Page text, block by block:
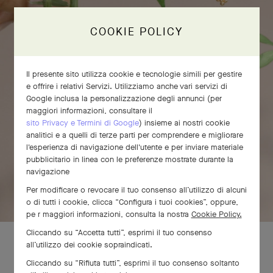
PREMI E TIENI PREMUTO
E
TIENI
COOKIE POLICY
Il presente sito utilizza cookie e tecnologie simili per gestire
e offrire i relativi Servizi. Utilizziamo anche vari servizi di
Google inclusa la personalizzazione degli annunci (per
maggiori informazioni, consultare il
sito Privacy e Termini di Google) insieme ai nostri cookie
analitici e a quelli di terze parti per comprendere e migliorare
l'esperienza di navigazione dell'utente e per inviare materiale
pubblicitario in linea con le preferenze mostrate durante la
navigazione
Per modificare o revocare il tuo consenso all’utilizzo di alcuni
o di tutti i cookie, clicca “Configura i tuoi cookies”, oppure,
pe r maggiori informazioni, consulta la nostra Cookie Policy.
Cliccando su “Accetta tutti”, esprimi il tuo consenso
all’utilizzo dei cookie sopraindicati.
Cliccando su “Rifiuta tutti”, esprimi il tuo consenso soltanto